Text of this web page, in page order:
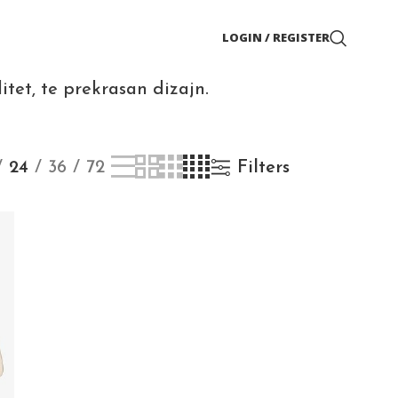
LOGIN / REGISTER
te prekrasan dizajn.
24 36 72 Filters